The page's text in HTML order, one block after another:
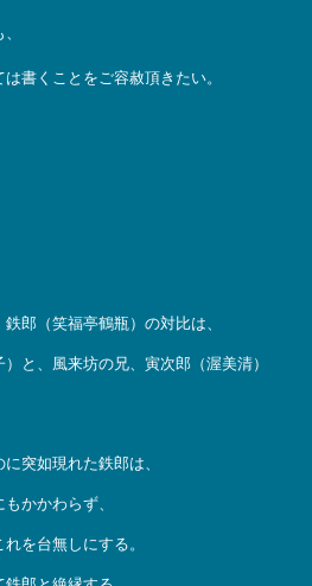
書くことをご容赦頂きたい。
郎（笑福亭鶴瓶）の対比は、
と、風来坊の兄、寅次郎（渥美清）
突如現れた鉄郎は、
かかわらず、
を台無しにする。